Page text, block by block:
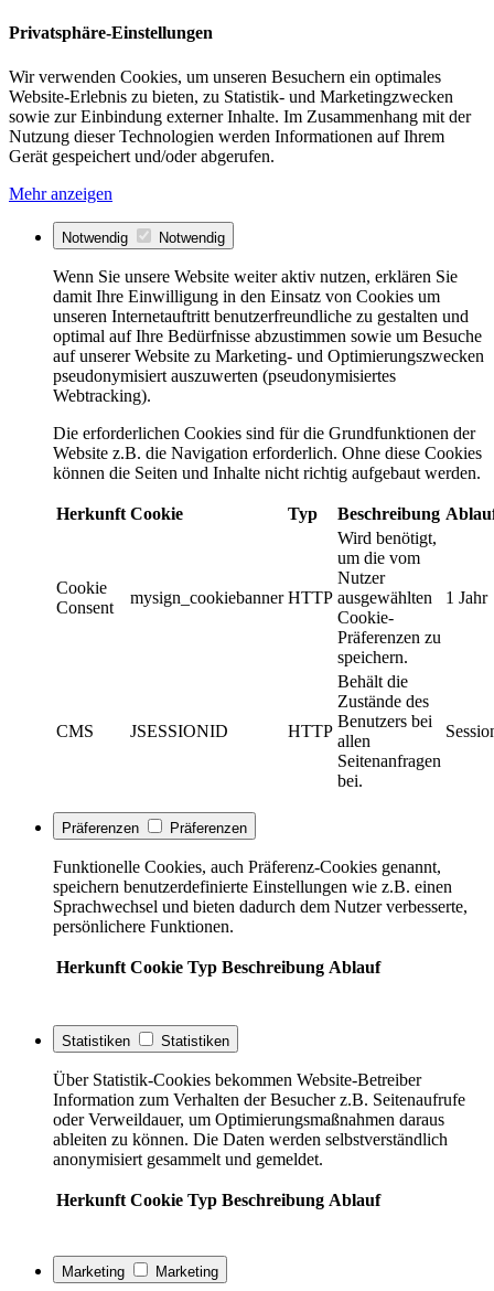
Privatsphäre-Einstellungen
Wir verwenden Cookies, um unseren Besuchern ein optimales
Website-Erlebnis zu bieten, zu Statistik- und Marketingzwecken
sowie zur Einbindung externer Inhalte. Im Zusammenhang mit der
Nutzung dieser Technologien werden Informationen auf Ihrem
Gerät gespeichert und/oder abgerufen.
Mehr anzeigen
Notwendig Notwendig
Wenn Sie unsere Website weiter aktiv nutzen, erklären Sie
damit Ihre Einwilligung in den Einsatz von Cookies um
unseren Internetauftritt benutzerfreundliche zu gestalten und
optimal auf Ihre Bedürfnisse abzustimmen sowie um Besuche
auf unserer Website zu Marketing- und Optimierungszwecken
pseudonymisiert auszuwerten (pseudonymisiertes
Webtracking).
Die erforderlichen Cookies sind für die Grundfunktionen der
Website z.B. die Navigation erforderlich. Ohne diese Cookies
können die Seiten und Inhalte nicht richtig aufgebaut werden.
Herkunft Cookie Typ Beschreibung
Cookie
Consent
mysign_cookiebanner HTTP
Wird benötigt,
um die vom
Nutzer
ausgewählten
Cookie-
Präferenzen zu
speichern.
1 Jahr
CMS JSESSIONID HTTP
Behält die
Zustände des
Benutzers bei
allen
Seitenanfragen
bei.
Präferenzen Präferenzen
Funktionelle Cookies, auch Präferenz-Cookies genannt,
speichern benutzerdefinierte Einstellungen wie z.B. einen
Sprachwechsel und bieten dadurch dem Nutzer verbesserte,
persönlichere Funktionen.
Herkunft Cookie Typ Beschreibung Ablauf
Statistiken Statistiken
Über Statistik-Cookies bekommen Website-Betreiber
Information zum Verhalten der Besucher z.B. Seitenaufrufe
oder Verweildauer, um Optimierungsmaßnahmen daraus
ableiten zu können. Die Daten werden selbstverständlich
anonymisiert gesammelt und gemeldet.
Herkunft Cookie Typ Beschreibung Ablauf
Marketing Marketing